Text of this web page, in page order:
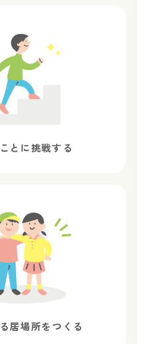
とに挑戦する
居場所をつくる